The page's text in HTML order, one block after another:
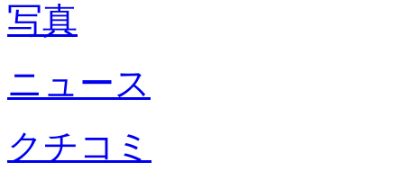
写真
ニュース
クチコミ